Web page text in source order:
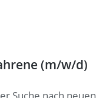
(m/w/d)
Suche nach neuen